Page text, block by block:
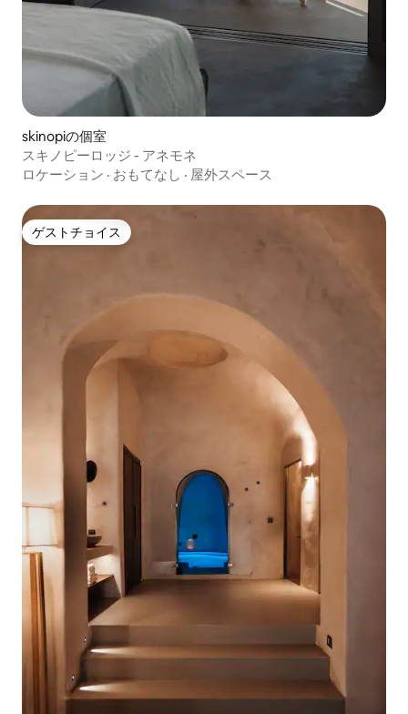
skinopiの個室
スキノピーロッジ - アネモネ
ロケーション · おもてなし · 屋外スペース
ゲストチョイス
ゲストチョイス